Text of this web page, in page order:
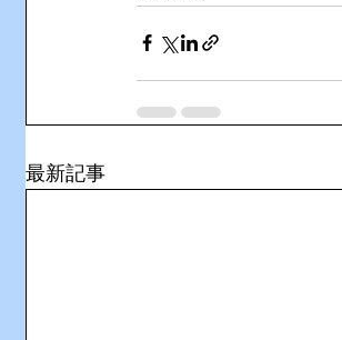
最新記事